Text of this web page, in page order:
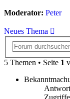
Moderator: Peter
Neues Thema
5 Themen • Seite 1
Zugriffe